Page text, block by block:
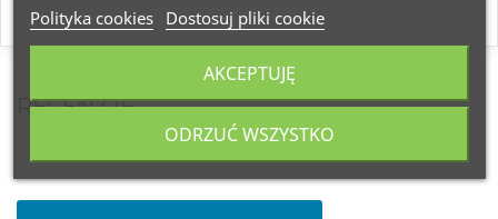
RECENZJE
Polityka cookies Dostosuj pliki cookie
ODRZUĆ WSZYSTKO
AKCEPTUJĘ